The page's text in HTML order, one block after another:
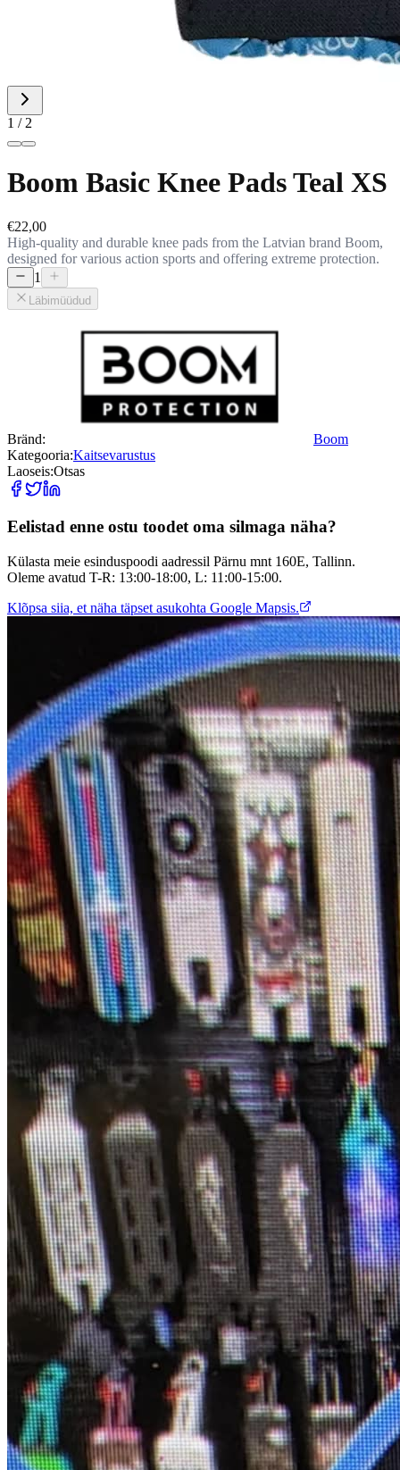
1 / 2
Boom Basic Knee Pads Teal XS
€22,00
High-quality and durable knee pads from the Latvian brand Boom,
designed for various action sports and offering extreme protection.
1
Läbimüüdud
Bränd:
Boom
Kategooria:Kaitsevarustus
Laoseis:Otsas
Eelistad enne ostu toodet oma silmaga näha?
Külasta meie esinduspoodi aadressil Pärnu mnt 160E, Tallinn.
Oleme avatud T-R: 13:00-18:00, L: 11:00-15:00.
Klõpsa siia, et näha täpset asukohta Google Mapsis.